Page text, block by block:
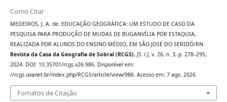
Como Citar
MEDEIROS, J. A. de. EDUCAÇÃO GEOGRÁFICA: UM ESTUDO DE CASO DA
PESQUISA PARA PRODUÇÃO DE MUDAS DE BUGANVÍLIA POR ESTAQUIA,
REALIZADA POR ALUNOS DO ENSINO MÉDIO, EM SÃO JOSÉ DO SERIDÓ/RN.
Revista da Casa da Geografia de Sobral (RCGS), [S. l.], v. 26, n. 3, p. 278–295,
2024. DOI: 10.35701/rcgs.v26.986. Disponível em:
//rcgs.uvanet.br/index.php/RCGS/article/view/986. Acesso em: 7 ago. 2026.
Fomatos de Citação